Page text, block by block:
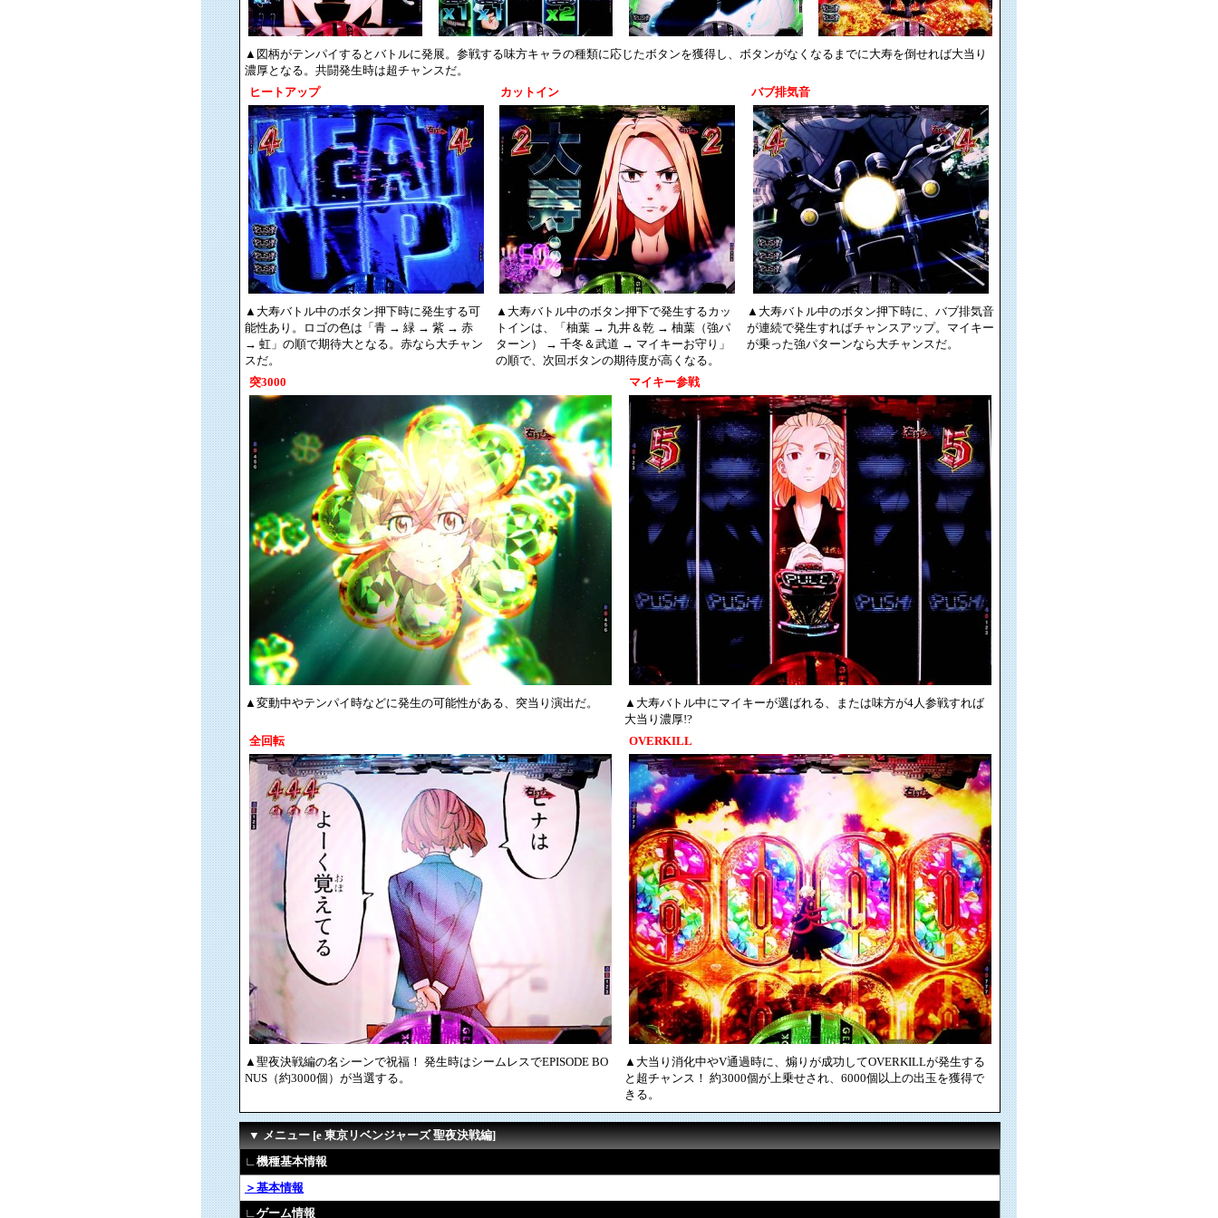
▲図柄がテンパイするとバトルに発展。参戦する味方キャラの種類に応じたボタンを獲得し、ボタンがなくなるまでに大寿を倒せれば大当り
濃厚となる。共闘発生時は超チャンスだ。
ヒートアップ
カットイン バブ排気音
▲大寿バトル中のボタン押下時に発生する可
能性あり。ロゴの色は「青 → 緑 → 紫 → 赤
→ 虹」の順で期待大となる。赤なら大チャン
スだ。
▲大寿バトル中のボタン押下で発生するカッ
トインは、「柚葉 → 九井＆乾 → 柚葉（強パ
ターン） → 千冬＆武道 → マイキーお守り」
の順で、次回ボタンの期待度が高くなる。
▲大寿バトル中のボタン押下時に、バブ排気音
が連続で発生すればチャンスアップ。マイキー
が乗った強パターンなら大チャンスだ。
突3000 マイキー参戦
▲変動中やテンパイ時などに発生の可能性がある、突当り演出だ。
▲大寿バトル中にマイキーが選ばれる、または味方が4人参戦すれば
大当り濃厚!?
全回転
OVERKILL
▲聖夜決戦編の名シーンで祝福！ 発生時はシームレスでEPISODE BO
NUS（約3000個）が当選する。
▲大当り消化中やV通過時に、煽りが成功してOVERKILLが発生する
と超チャンス！ 約3000個が上乗せされ、6000個以上の出玉を獲得で
きる。
▼ メニュー [e 東京リベンジャーズ 聖夜決戦編]
∟機種基本情報
＞基本情報
∟ゲーム情報